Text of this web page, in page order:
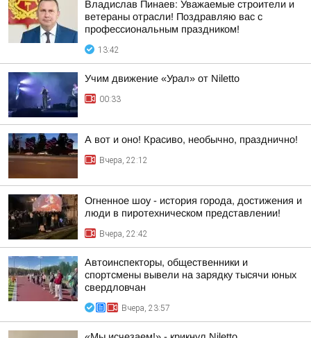
Владислав Пинаев: Уважаемые строители и
ветераны отрасли! Поздравляю вас с
профессиональным праздником!
13:42
Учим движение «Урал» от Niletto
00:33
А вот и оно! Красиво, необычно, празднично!
Вчера, 22:12
Огненное шоу - история города, достижения и
люди в пиротехническом представлении!
Вчера, 22:42
Автоинспекторы, общественники и
спортсмены вывели на зарядку тысячи юных
свердловчан
Вчера, 23:57